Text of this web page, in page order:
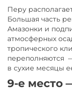
Перу
Большая часть
Амазонки и
атмосферных
тропического
переполняются
в сухие месяцы
9-е место